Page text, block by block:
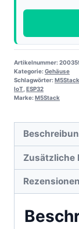
Artikelnummer:
Kategorie:Gehäuse
Schlagwörter:M5Stack
IoT ESP32
Marke:M5Stack
Zusätzliche